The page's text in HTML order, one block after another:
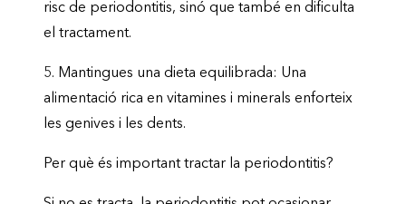
risc de periodontitis, sinó que també en dificulta
el tractament.
5. Mantingues una dieta equilibrada: Una
alimentació rica en vitamines i minerals enforteix
les genives i les dents.
Per què és important tractar la periodontitis?